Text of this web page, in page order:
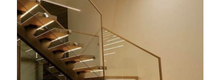
Ваш телефон*
Комментарий к заказу